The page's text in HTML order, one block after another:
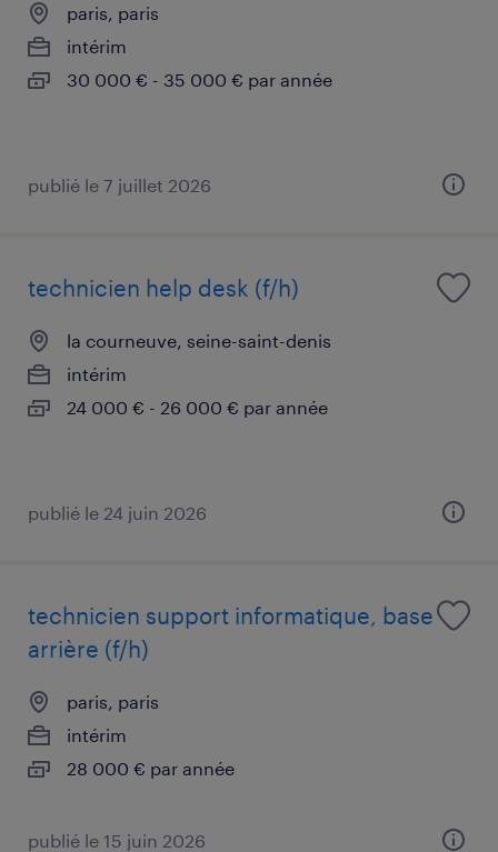
paris, paris
intérim
30 000 € - 35 000 € par année
publié le 7 juillet 2026
technicien help desk (f/h)
la courneuve, seine-saint-denis
intérim
24 000 € - 26 000 € par année
publié le 24 juin 2026
technicien support informatique, base
arrière (f/h)
paris, paris
intérim
28 000 € par année
publié le 15 juin 2026